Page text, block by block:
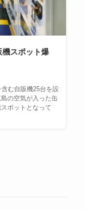
機スポット爆
む自販機25台を設
の空気が入った缶
ポットとなって